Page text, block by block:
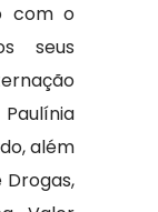
com o
seus
além